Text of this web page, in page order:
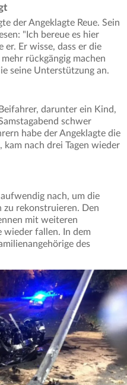
der Angeklagte Reue. Sein
"Ich bereue es hier
er. Er wisse, dass er die
rückgängig machen
seine Unterstützung an.
darunter ein Kind,
schwer
habe der Angeklagte die
kam nach drei Tagen wieder
nach, um die
zu rekonstruieren. Den
mit weiteren
wieder fallen. In dem
des